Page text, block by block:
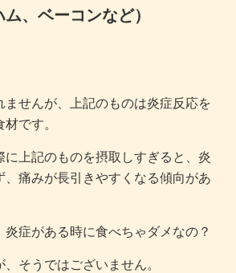
、ベーコンなど）
ませんが、上記のものは炎症反応を
です。
に上記のものを摂取しすぎると、炎
、痛みが長引きやすくなる傾向があ
炎症がある時に食べちゃダメなの？
そうではございません。